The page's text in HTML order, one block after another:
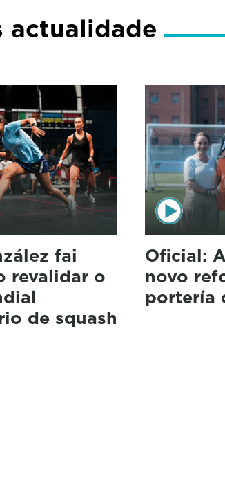
actualidade
fai
revalidar o
de squash
Oficial:
novo
portería